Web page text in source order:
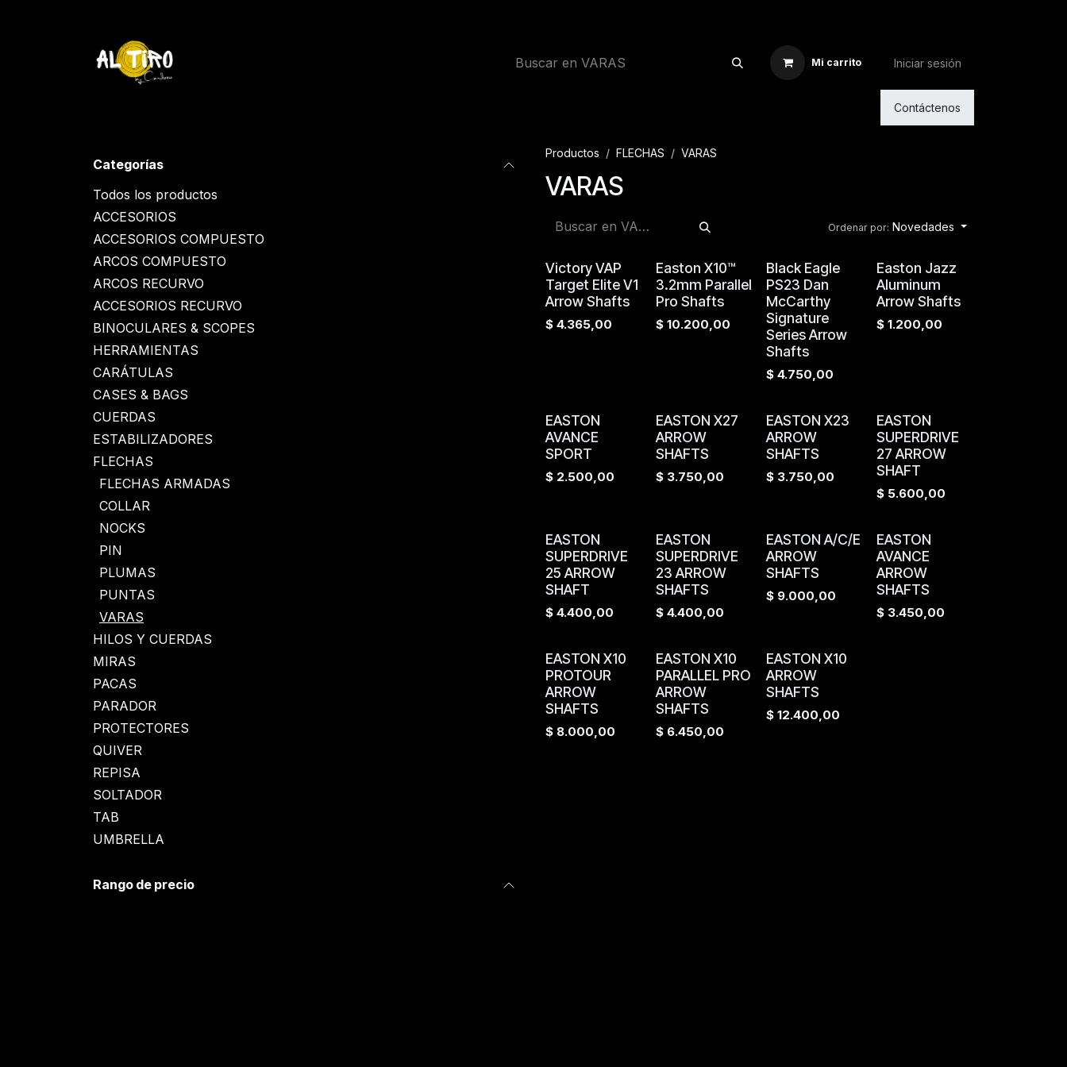
Mi carrito Iniciar sesión
Contáctenos
Categorías
Todos los productos
ACCESORIOS
ACCESORIOS COMPUESTO
ARCOS COMPUESTO
ARCOS RECURVO
ACCESORIOS RECURVO
BINOCULARES & SCOPES
HERRAMIENTAS
CARÁTULAS
CASES & BAGS
CUERDAS
ESTABILIZADORES
FLECHAS
FLECHAS ARMADAS
COLLAR
NOCKS
PIN
PLUMAS
PUNTAS
VARAS
HILOS Y CUERDAS
MIRAS
PACAS
PARADOR
PROTECTORES
QUIVER
REPISA
SOLTADOR
TAB
UMBRELLA
Rango de precio
Productos FLECHAS VARAS
VARAS
Ordenar por: Novedades
Victory VAP
Target Elite V1
Arrow Shafts
$ 4.365,00
Easton X10™
3.2mm Parallel
Pro Shafts
$ 10.200,00
Black Eagle
PS23 Dan
McCarthy
Signature
Series Arrow
Shafts
$ 4.750,00
Easton Jazz
Aluminum
Arrow Shafts
$ 1.200,00
EASTON
AVANCE
SPORT
$ 2.500,00
EASTON X27
ARROW
SHAFTS
$ 3.750,00
EASTON X23
ARROW
SHAFTS
$ 3.750,00
EASTON
SUPERDRIVE
27 ARROW
SHAFT
$ 5.600,00
EASTON
SUPERDRIVE
25 ARROW
SHAFT
$ 4.400,00
EASTON
SUPERDRIVE
23 ARROW
SHAFTS
$ 4.400,00
EASTON A/C/E
ARROW
SHAFTS
$ 9.000,00
EASTON
AVANCE
ARROW
SHAFTS
$ 3.450,00
EASTON X10
PROTOUR
ARROW
SHAFTS
$ 8.000,00
EASTON X10
PARALLEL PRO
ARROW
SHAFTS
$ 6.450,00
EASTON X10
ARROW
SHAFTS
$ 12.400,00